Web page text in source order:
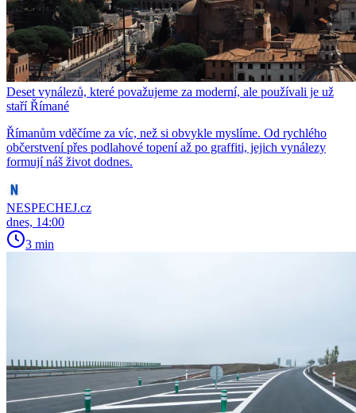
Deset vynálezů, které považujeme za moderní, ale používali je už
staří Římané
Římanům vděčíme za víc, než si obvykle myslíme. Od rychlého
občerstvení přes podlahové topení až po graffiti, jejich vynálezy
formují náš život dodnes.
NESPECHEJ.cz
dnes, 14:00
3 min